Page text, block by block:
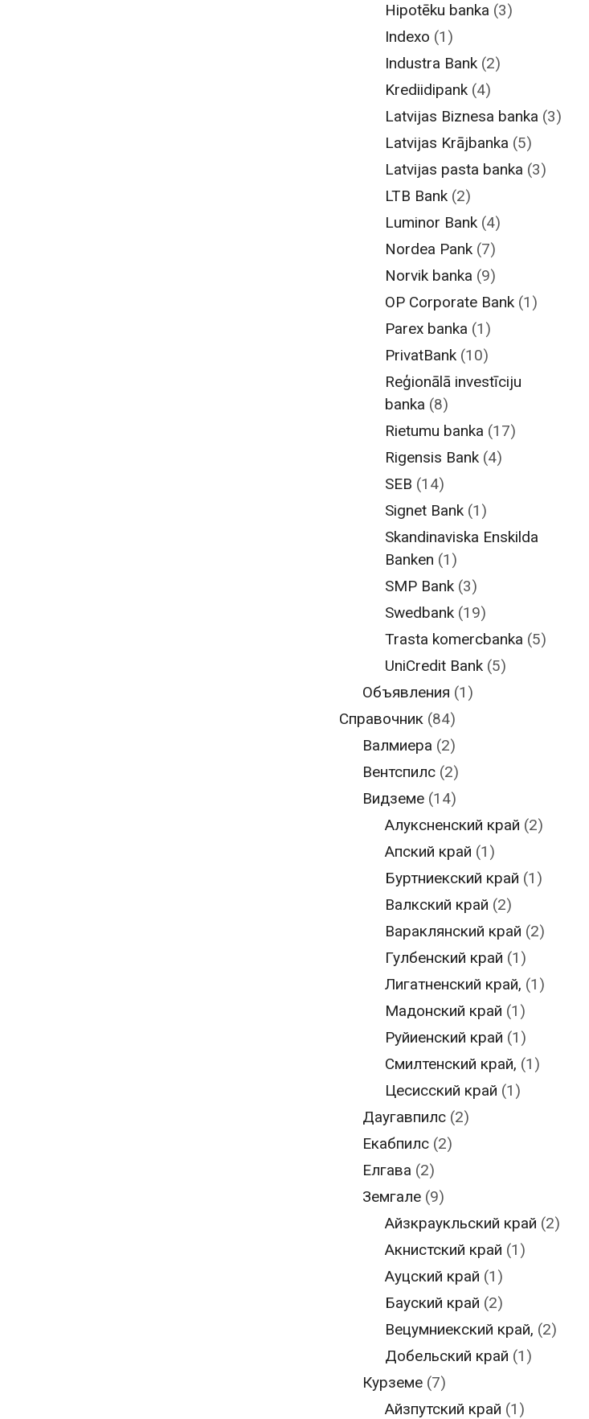
Hipotēku banka (3)
Indexo (1)
Industra Bank (2)
Krediidipank (4)
Latvijas Biznesa banka (3)
Latvijas Krājbanka (5)
Latvijas pasta banka (3)
LTB Bank (2)
Luminor Bank (4)
Nordea Pank (7)
Norvik banka (9)
OP Corporate Bank (1)
Parex banka (1)
PrivatBank (10)
Reģionālā investīciju
banka (8)
Rietumu banka (17)
Rigensis Bank (4)
SEB (14)
Signet Bank (1)
Skandinaviska Enskilda
Banken (1)
SMP Bank (3)
Swedbank (19)
Trasta komercbanka (5)
UniCredit Bank (5)
Объявления (1)
Справочник (84)
Валмиера (2)
Вентспилс(2)
Видземе(14)
Алуксненский край (2)
Апский край (1)
Буртниекский край (1)
Валкский край (2)
Вараклянский край (2)
Гулбенский край (1)
Лигатненский край, (1)
Мадонский край (1)
Руйиенский край (1)
Смилтенский край, (1)
Цесисский край (1)
Даугавпилс(2)
Екабпилс(2)
Елгава (2)
Земгале(9)
Айзкраукльский край (2)
Акнистский край (1)
Ауцский край (1)
Бауский край (2)
Вецумниекский край, (2)
Добельский край (1)
Курземе(7)
Айзпутский край (1)